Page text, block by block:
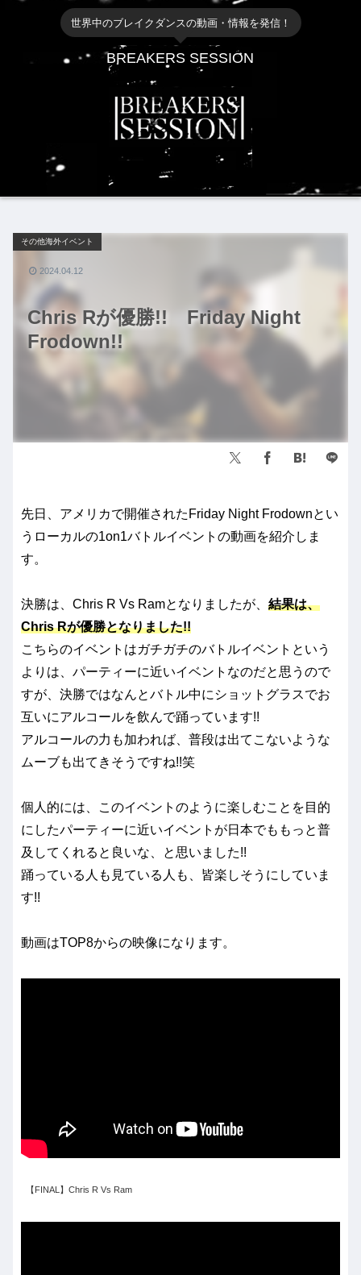
世界中のブレイクダンスの動画・情報を発信！
BREAKERS SESSION
Chris Rが優勝!! Friday Night
Frodown!!
その他海外イベント
2024.04.12
先日、アメリカで開催されたFriday Night Frodownとい
うローカルの1on1バトルイベントの動画を紹介しま
す。
決勝は、Chris R Vs Ramとなりましたが、 結果は、
Chris Rが優勝となりました!!
こちらのイベントはガチガチのバトルイベントという
よりは、パーティーに近いイベントなのだと思うので
すが、決勝ではなんとバトル中にショットグラスでお
互いにアルコールを飲んで踊っています!!
アルコールの力も加われば、普段は出てこないような
ムーブも出てきそうですね!!笑
個人的には、このイベントのように楽しむことを目的
にしたパーティーに近いイベントが日本でももっと普
及してくれると良いな、と思いました!!
踊っている人も見ている人も、皆楽しそうにしていま
す!!
動画はTOP8からの映像になります。
【FINAL】Chris R Vs Ram